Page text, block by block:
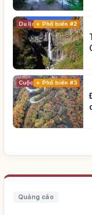
Du lịch Phổ biến #2
Cuộc sốngPhổ biến #3
Quảng cáo